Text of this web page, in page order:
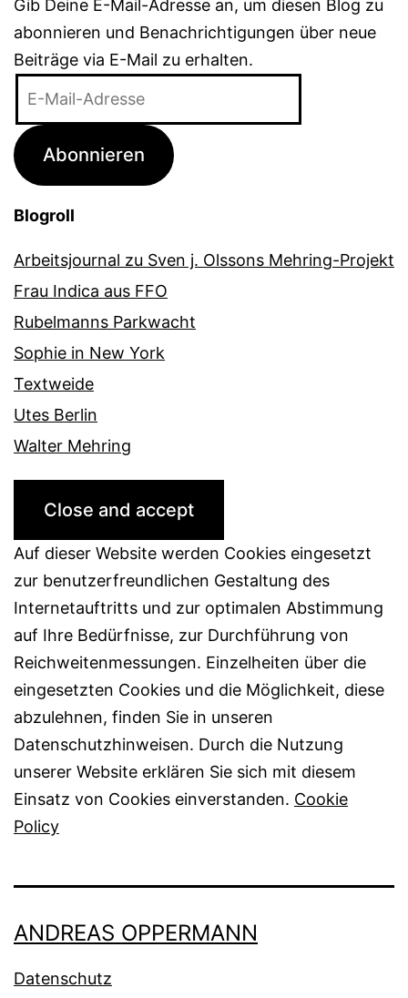
Gib Deine E-Mail-Adresse an, um diesen Blog zu
abonnieren und Benachrichtigungen über neue
Beiträge via E-Mail zu erhalten.
Adresse
Abonnieren
Blogroll
Arbeitsjournal zu Sven j. Olssons Mehring-Projekt
Frau Indica aus FFO
Rubelmanns Parkwacht
Sophie in New York
Textweide
Utes Berlin
Walter Mehring
Auf dieser Website werden Cookies eingesetzt
zur benutzerfreundlichen Gestaltung des
Internetauftritts und zur optimalen Abstimmung
auf Ihre Bedürfnisse, zur Durchführung von
Reichweitenmessungen. Einzelheiten über die
eingesetzten Cookies und die Möglichkeit, diese
abzulehnen, finden Sie in unseren
Datenschutzhinweisen. Durch die Nutzung
unserer Website erklären Sie sich mit diesem
Einsatz von Cookies einverstanden. Cookie
Policy
ANDREAS OPPERMANN
Datenschutz